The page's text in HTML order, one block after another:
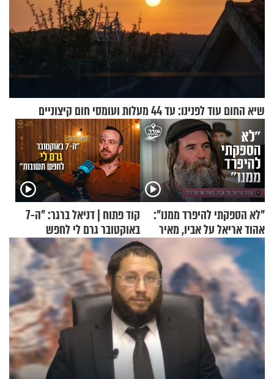
שיא החום עוד לפנינו: עד 44 מעלות ועומסי חום קיצוניים
"לא הספקתי להיפרד ממנו":
אהוד אריאל על אביו, מאיר
אריאל ז"ל
קוד פתוח | דניאל ברגר: "ה-7
באוקטובר גרם לי לחפש
תשובות"